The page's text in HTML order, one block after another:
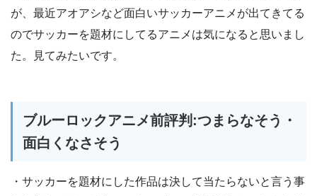
が、最近アオアシなど面白いサッカーアニメが出てきてる
のでサッカーを題材にしてるアニメは気になると思いまし
た。見てみたいです。
ブルーロックアニメ前評判:つまらなそう・
面白くなさそう
・サッカーを題材にした作品は決して当たらないと言う事